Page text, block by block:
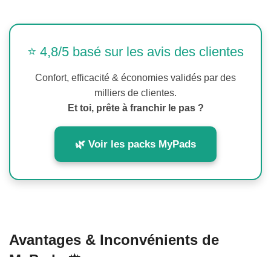
⭐ 4,8/5 basé sur les avis des clientes
Confort, efficacité & économies validés par des
milliers de clientes.
Et toi, prête à franchir le pas ?
🌿 Voir les packs MyPads
Avantages & Inconvénients de